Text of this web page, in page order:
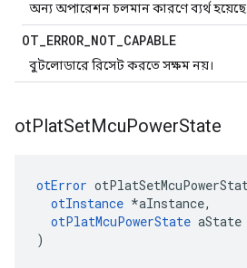
অন্য অপারেশন চলমান কারণে ব্যর্থ হয়েছে.
OT_ERROR_NOT_CAPABLE
বুটলোডারে রিসেট করতে সক্ষম নয়।
otPlatSetMcuPowerState
otError
otInstance *aInstance,
otPlatMcuPowerState aState
)